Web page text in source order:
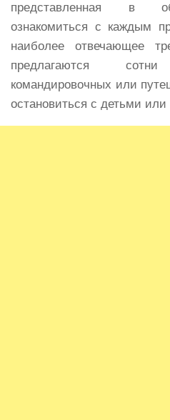
представленная в
ознакомиться с каждым
наиболее отвечающее
предлагаются
командировочных или
остановиться с детьми